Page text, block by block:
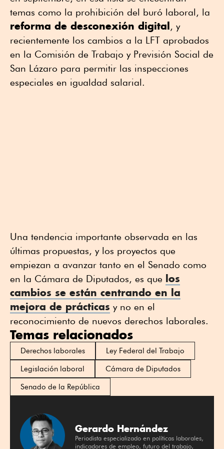
temas como la prohibición del buró laboral, la
reforma de desconexión digital , y
recientemente los cambios a la LFT aprobados
en la Comisión de Trabajo y Previsión Social de
San Lázaro para permitir las inspecciones
especiales en igualdad salarial.
Una tendencia importante observada en las
últimas propuestas, y los proyectos que
empiezan a avanzar tanto en el Senado como
en la Cámara de Diputados, es que los
cambios se están centrando en la
mejora de prácticas y no en el
reconocimiento de nuevos derechos laborales.
Temas relacionados
Derechos laborales
Ley Federal del Trabajo
Legislación laboral
Cámara de Diputados
Senado de la República
Gerardo Hernández
Periodista especializado en políticas laborales,
indicadores de empleo, futuro del trabajo,